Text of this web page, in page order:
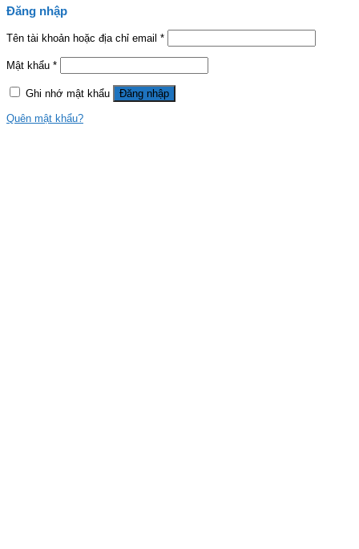
Đăng nhập
Tên tài khoản hoặc địa chỉ email *
Mật khẩu *
Ghi nhớ mật khẩu Đăng nhập
Quên mật khẩu?